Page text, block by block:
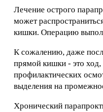
Лечение острого
может
кишки. Операцию
К сожалению, даже
прямой кишки - это
профилактических
выделения на
Хронический